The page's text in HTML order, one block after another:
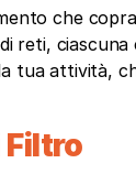
che
reti,
tua attività,
Filtro